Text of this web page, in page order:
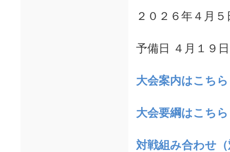
２０２６年４月
予備日 ４月１９
大会案内はこちら
大会要綱はこちら
対戦組み合わせ